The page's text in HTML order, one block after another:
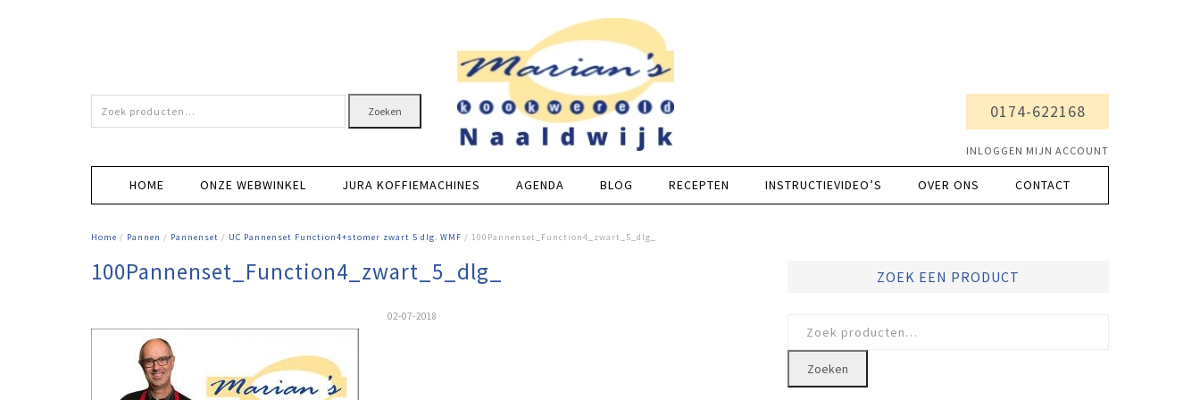
Zoeken
naar:
Zoeken 0174-622168
INLOGGEN MIJN ACCOUNT
HOME ONZE WEBWINKEL JURA KOFFIEMACHINES AGENDA BLOG RECEPTEN INSTRUCTIEVIDEO’S OVER ONS CONTACT
Home / Pannen / Pannenset / UC Pannenset Function4+stomer zwart 5 dlg. WMF / 100Pannenset_Function4_zwart_5_dlg_
100Pannenset_Function4_zwart_5_dlg_
02-07-2018
ZOEK EEN PRODUCT
naar:
Zoeken